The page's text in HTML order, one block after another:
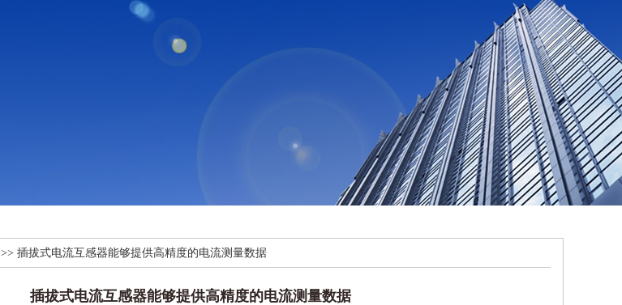
>> 插拔式电流互感器能够提供高精度的电流测量数据
插拔式电流互感器能够提供高精度的电流测量数据